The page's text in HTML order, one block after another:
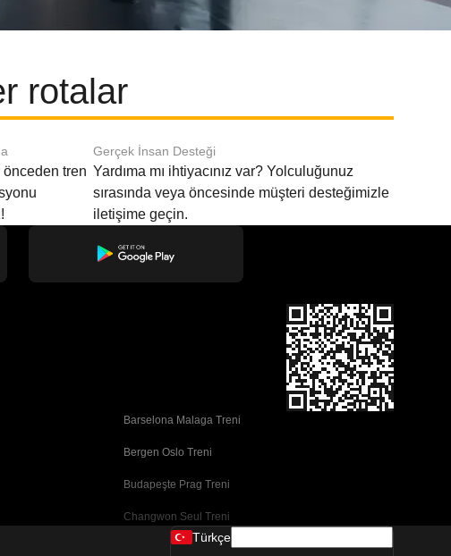
rotalar
önceden tren
Gerçek İnsan Desteği
Yardıma mı ihtiyacınız var? Yolculuğunuz
sırasında veya öncesinde müşteri desteğimizle
iletişime geçin.
Barselona Malaga Treni
Bergen Oslo Treni
Budapeşte Prag Treni
Changwon Seul Treni
Türkçe